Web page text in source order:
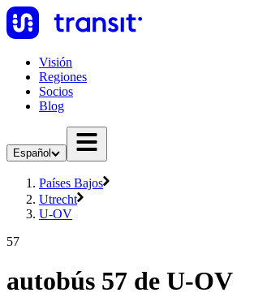
Visión
Regiones
Socios
Blog
Español
Países Bajos
Utrecht
U-OV
57
autobús 57 de U-OV